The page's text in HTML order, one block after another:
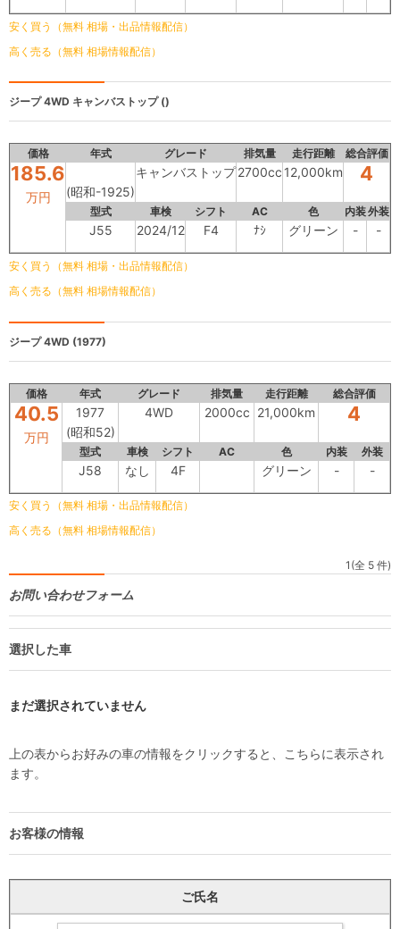
安く買う（無料 相場・出品情報配信）
高く売る（無料 相場情報配信）
ジープ 4WD キャンバストップ ()
価格 年式 グレード 排気量 走行距離 総合評価
185.6
万円 (昭和-1925)
キャンバストップ2700cc 12,000km 4
型式 車検 シフト AC 色 内装外装
J55 2024/12 F4 ﾅｼ グリーン - -
安く買う（無料 相場・出品情報配信）
高く売る（無料 相場情報配信）
ジープ4WD (1977)
価格 年式 グレード 排気量 走行距離 総合評価
40.5
万円
1977
(昭和52)
4WD 2000cc 21,000km 4
型式 車検 シフト AC 色 内装 外装
J58 なし 4F グリーン - -
安く買う（無料 相場・出品情報配信）
高く売る（無料 相場情報配信）
1(全 5 件)
お問い合わせフォーム
選択した車
まだ選択されていません
上の表からお好みの車の情報をクリックすると、こちらに表示され
ます。
お客様の情報
ご氏名